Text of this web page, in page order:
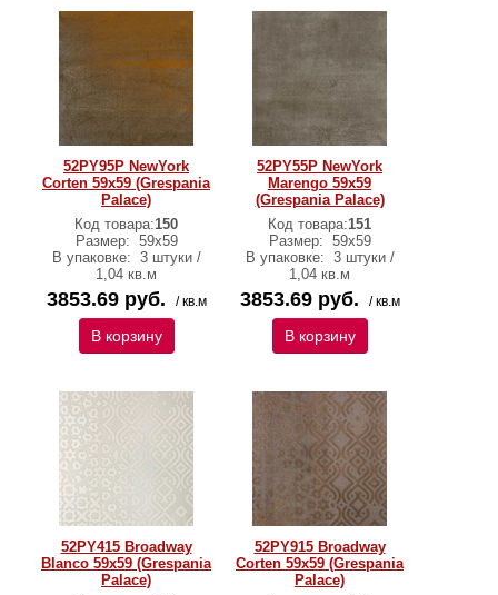
52PY95P NewYork
Corten 59x59 (Grespania
Palace)
Код товара:150
Размер: 59x59
В упаковке: 3 штуки /
1,04 кв.м
3853.69 руб. / кв.м
В корзину
52PY55P NewYork
Marengo 59x59
(Grespania Palace)
Код товара:151
Размер: 59x59
В упаковке: 3 штуки /
1,04 кв.м
3853.69 руб. / кв.м
В корзину
52PY415 Broadway
Blanco 59x59 (Grespania
Palace)
52PY915 Broadway
Corten 59x59 (Grespania
Palace)